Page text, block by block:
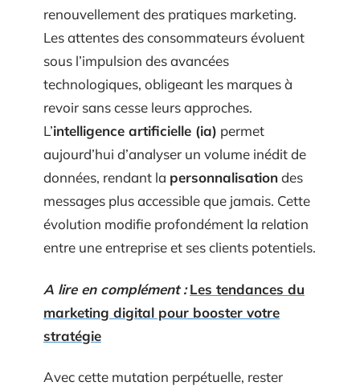
renouvellement des pratiques marketing.
Les attentes des consommateurs évoluent
sous l’impulsion des avancées
technologiques, obligeant les marques à
revoir sans cesse leurs approches.
L’intelligence artificielle (ia) permet
aujourd’hui d’analyser un volume inédit de
données, rendant la personnalisationdes
messages plus accessible que jamais. Cette
évolution modifie profondément la relation
entre une entreprise et ses clients potentiels.
A lire en complément : Les tendances du
marketing digital pour booster votre
stratégie
Avec cette mutation perpétuelle, rester